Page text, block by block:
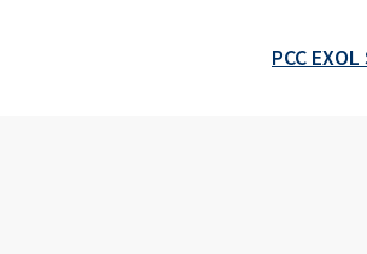
PCC EXOL